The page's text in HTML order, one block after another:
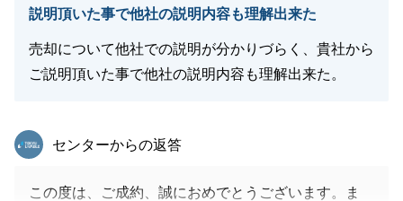
説明頂いた事で他社の説明内容も理解出来た
売却について他社での説明が分かりづらく、貴社から
ご説明頂いた事で他社の説明内容も理解出来た。
東急リバブル
センターからの返答
この度は、ご成約、誠におめでとうございます。ま